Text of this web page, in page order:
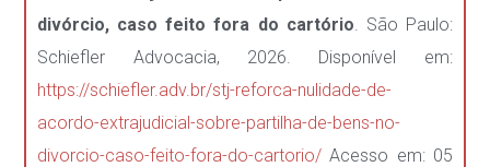
divórcio, caso feito fora do cartório . São Paulo:
Schiefler Advocacia, 2026. Disponível em:
https://schiefler.adv.br/stj-reforca-nulidade-de-
acordo-extrajudicial-sobre-partilha-de-bens-no-
divorcio-caso-feito-fora-do-cartorio/ Acesso em: 05